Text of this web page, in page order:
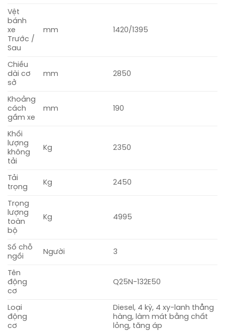
Vệt
bánh
xe
Trước /
Sau
mm 1420/1395
Chiều
dài cơ
sở
mm 2850
Khoảng
cách
gầm xe
mm 190
Khối
lượng
không
tải
Kg 2350
Tải
trọng
Kg 2450
Trọng
lượng
toàn
bộ
Kg 4995
Số chỗ
ngồi
Người 3
Tên
động
cơ
Q25N-132E50
Loại
động
cơ
Diesel, 4 kỳ, 4 xy-lanh thẳng
hàng, làm mát bằng chất
lỏng, tăng áp